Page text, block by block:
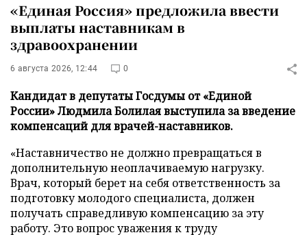
«Единая Россия» предложила ввести
выплаты наставникам в
здравоохранении
6 августа 2026, 12:44 0
Кандидат в депутаты Госдумы от «Единой
России» Людмила Болилая выступила за введение
компенсаций для врачей-наставников.
«Наставничество не должно превращаться в
дополнительную неоплачиваемую нагрузку.
Врач, который берет на себя ответственность за
подготовку молодого специалиста, должен
получать справедливую компенсацию за эту
работу. Это вопрос уважения к труду